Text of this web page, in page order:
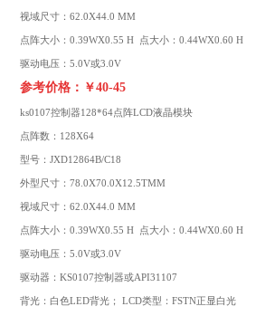
视域尺寸：62.0X44.0 MM
点阵大小：0.39WX0.55 H 点大小：0.44WX0.60 H
驱动电压：5.0V或3.0V
参考价格：￥40-45
ks0107控制器128*64点阵LCD液晶模块
点阵数：128X64
型号：JXD12864B/C18
外型尺寸：78.0X70.0X12.5TMM
视域尺寸：62.0X44.0 MM
点阵大小：0.39WX0.55 H 点大小：0.44WX0.60 H
驱动电压：5.0V或3.0V
驱动器：KS0107控制器或API31107
背光：白色LED背光； LCD类型：FSTN正显白光